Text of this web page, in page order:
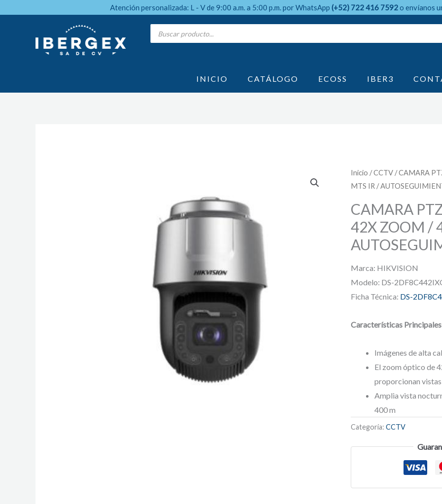
Atención personalizada: L - V de 9:00 a.m. a 5:00 p.m. por WhatsApp (+52) 722 416 7592o envíanos
Products
search
INICIO CATÁLOGO ECOSS IBER3
Inicio /CCTV / CAMARA
MTS IR /
CAMARA
42X ZOOM /
Marca: HIKVISION
Modelo: DS-
Ficha Técnica: DS-
Características
Imágenes de alta
El zoom óptico de
proporcionan
Amplia vista
400 m
Categoría:CCTV